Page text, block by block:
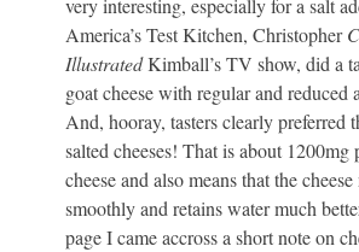
very interesting, especially for a salt
America’s Test Kitchen, Christopher
IllustratedKimball’s TV show, did a
goat cheese with regular and reduced
And, hooray, tasters clearly preferred
salted cheeses! That is about 1200mg
cheese and also means that the
smoothly and retains water much
page I came accross a short note on